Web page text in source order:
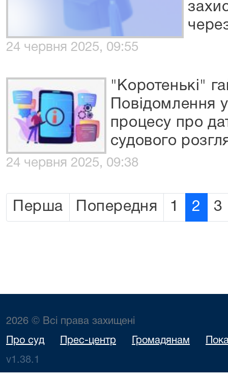
24 червня 2025, 09:55
"Коротенькі"
Повідомлення
процесу про
судового
24 червня 2025, 09:38
Перша Попередня 1 2 3
2026 © Всі права захищені
Про суд Прес-центр Громадянам
v1.38.1